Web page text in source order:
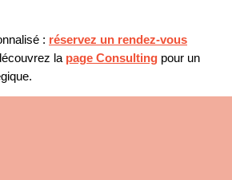
: réservez un rendez-vous
la page Consulting pour un